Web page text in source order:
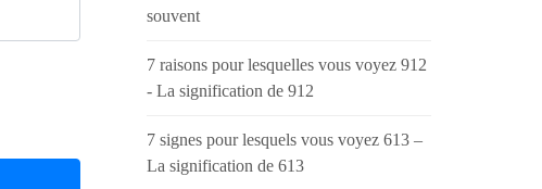
souvent
7 raisons pour lesquelles vous voyez 912
- La signification de 912
7 signes pour lesquels vous voyez 613 –
La signification de 613